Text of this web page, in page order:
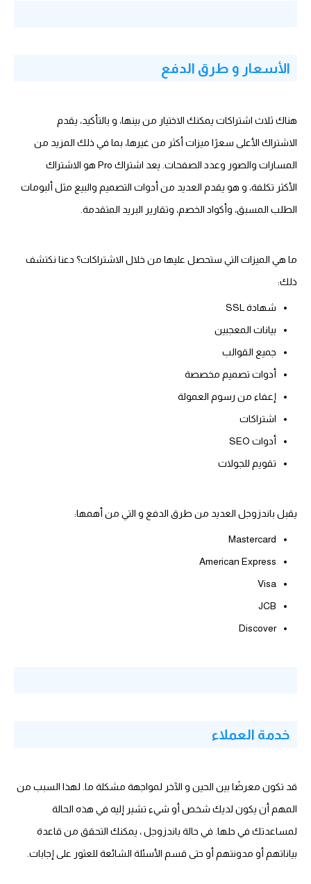
الأسعار و طرق الدفع
هناك ثلاث اشتراكات يمكنك الاختيار من بينها، و بالتأكيد، يقدم
الاشتراك الأعلى سعرًا ميزات أكثر من غيرها، بما في ذلك المزيد من
المسارات والصور وعدد الصفحات. يعد اشتراك Pro هو الاشتراك
الأكثر تكلفة، و هو يقدم العديد من أدوات التصميم والبيع مثل ألبومات
الطلب المسبق، وأكواد الخصم، وتقارير البريد المتقدمة.
ما هي الميزات التي ستحصل عليها من خلال الاشتراكات؟ دعنا نكتشف
ذلك:
شهادة SSL
بيانات المعجبين
جميع القوالب
أدوات تصميم مخصصة
إعفاء من رسوم العمولة
اشتراكات
أدوات SEO
تقويم للجولات
يقبل باندزوجل العديد من طرق الدفع و التي من أهمها:
Mastercard
American Express
Visa
JCB
Discover
خدمة العملاء
قد تكون معرضًا بين الحين و الآخر لمواجهة مشكلة ما. لهذا السبب من
المهم أن يكون لديك شخص أو شيء تشير إليه في هذه الحالة
لمساعدتك في حلها. في حالة باندزوجل ، يمكنك التحقق من قاعدة
بياناتهم أو مدونتهم أو حتى قسم الأسئلة الشائعة للعثور على إجابات.